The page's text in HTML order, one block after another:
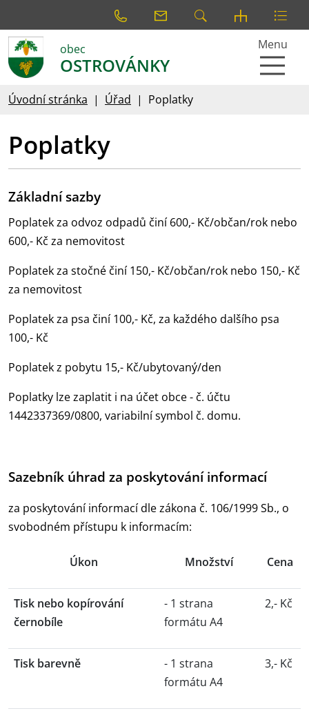
obec
OSTROVÁNKY
Menu
Úvodní stránka Úřad Poplatky
Poplatky
Základní sazby
Poplatek za odvoz odpadů činí 600,- Kč/občan/rok nebo
600,- Kč za nemovitost
Poplatek za stočné činí 150,- Kč/občan/rok nebo 150,- Kč
za nemovitost
Poplatek za psa činí 100,- Kč, za každého dalšího psa
100,- Kč
Poplatek z pobytu 15,- Kč/ubytovaný/den
Poplatky lze zaplatit i na účet obce - č. účtu
1442337369/0800, variabilní symbol č. domu.
Sazebník úhrad za poskytování informací
za poskytování informací dle zákona č. 106/1999 Sb., o
svobodném přístupu k informacím:
Úkon Množství Cena
Tisk nebo kopírování
černobíle
- 1 strana
formátu A4
2,- Kč
Tisk barevně
- 1 strana
formátu A4
3,- Kč